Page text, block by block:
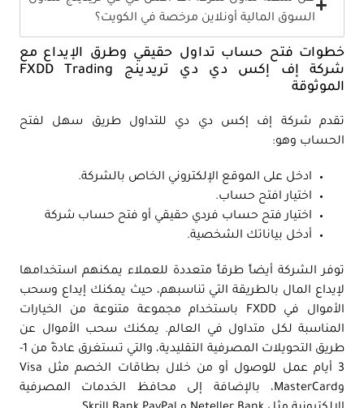
السوق المالية أونلاين مرخصة في الكويت؟
خطوات فتح حساب تداول حقيقي وطرق الإيداع مع
شركة إف إكس دي دي تريدينج FXDD Trading
الموثوقة
تقدم شركة إف إكس دي دي للتداول طريق سهل لفتح
الحساب وهو:
ادخل على الموقع الإلكتروني الخاص بالشركة.
اختيار افتح حساب.
اختيار فتح حساب فردي حقيقي أو فتح حساب شركة
أدخل بياناتك الشخصية.
توفر الشركة أيضاً طرقاً متعددة للعملاء يمكنهم استخدامها
لإيداع المال بالطريقة التي تناسبهم، حيث يمكنك إيداع وسحب
الأموال في FXDD باستخدام مجموعة متنوعة من الخيارات
المناسبة لكل متداول في العالم. يمكنك سحب الأموال عن
طريق التحويلات المصرفية التقليدية، والتي تستغرق عادةً من 1-
3 أيام عمل للوصول أو من خلال بطاقات الخصم مثل Visa
وMasterCard، بالإضافة إلى محافظ الخدمات المصرفية